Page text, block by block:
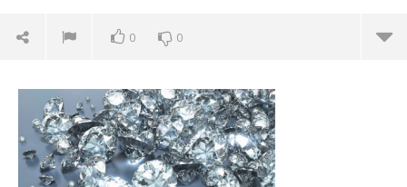
0 0
20/11/2015
letizia